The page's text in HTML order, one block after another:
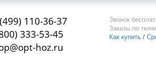
110-36-37
333-53-45
hoz.ru
Звонок
Заказы по
Как купить /